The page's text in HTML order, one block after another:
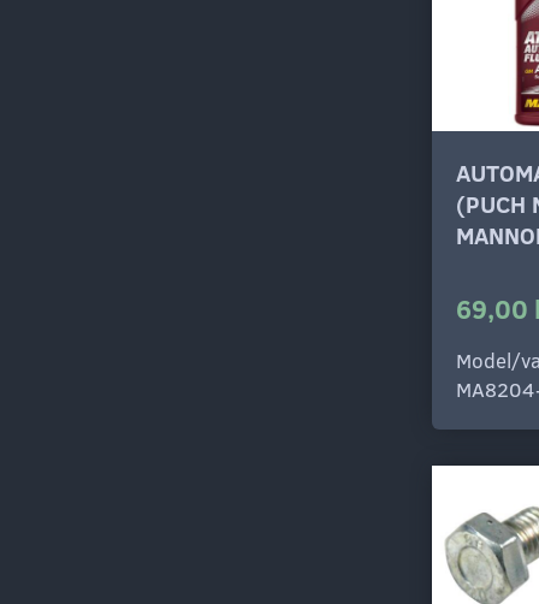
(PUCH
69,00
Model/